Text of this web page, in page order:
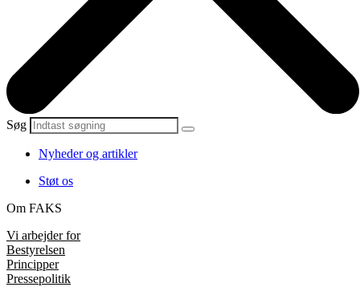
Søg
Nyheder og artikler
Støt os
Om FAKS
Vi arbejder for
Bestyrelsen
Principper
Pressepolitik